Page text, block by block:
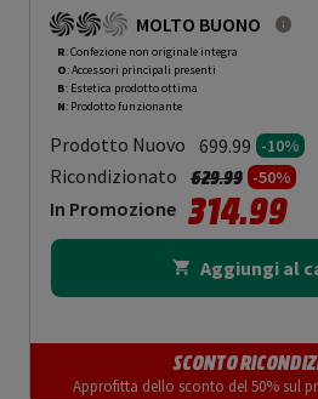
MOLTO BUONO
R: Confezione non originale integra
O: Accessori principali presenti
B: Estetica prodotto ottima
N: Prodotto funzionante
Prodotto Nuovo 699.99 -10%
Ricondizionato Prezzo ridotto da
629.99a-50%
In Promozione 314.99
Aggiungi al
SCONTO
Approfitta dello sconto del 50% sul